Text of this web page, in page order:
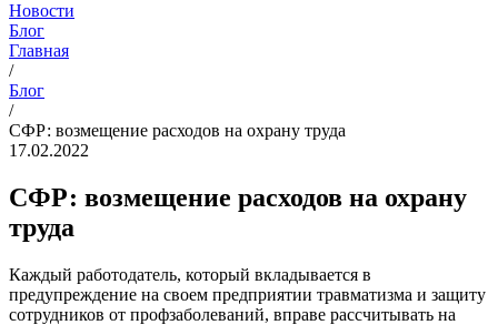
Новости
Блог
Главная
/
Блог
/
СФР: возмещение расходов на охрану труда
17.02.2022
СФР: возмещение расходов на охрану
труда
Каждый работодатель, который вкладывается в
предупреждение на своем предприятии травматизма и защиту
сотрудников от профзаболеваний, вправе рассчитывать на